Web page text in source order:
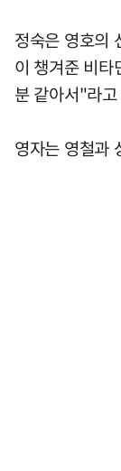
정숙은 영호의
이 챙겨준 비
분 같아서"라
영자는 영철과